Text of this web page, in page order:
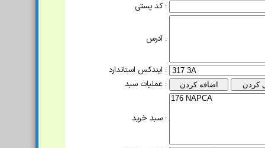
کد پستی :
آدرس :
ایندکس استاندارد :
عملیات سبد :
سبد خرید :